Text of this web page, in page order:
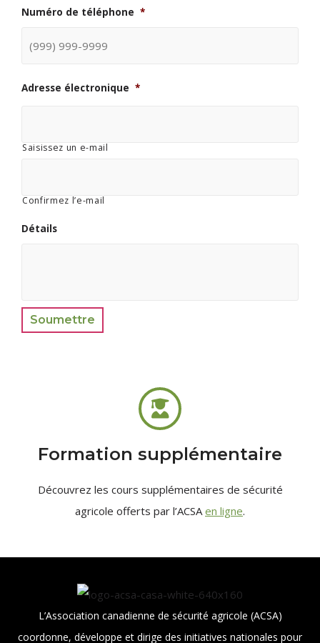
Numéro de téléphone *
Adresse électronique *
Saisissez un e-mail
Confirmez l’e-mail
Détails
Soumettre
Formation supplémentaire
Découvrez les cours supplémentaires de sécurité
agricole offerts par l’ACSAen ligne.
L’Association canadienne de sécurité agricole (ACSA)
coordonne, développe et dirige des initiatives nationales pour